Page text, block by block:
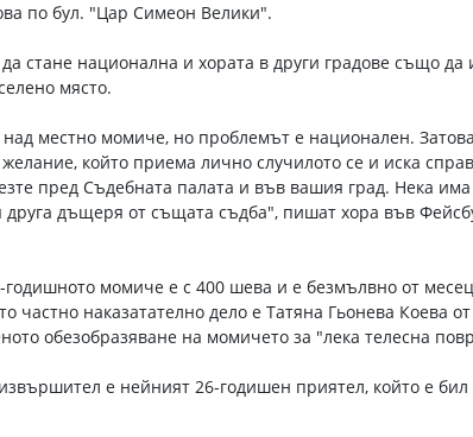
по бул. "Цар Симеон Велики".
стане национална и хората в други градове също
място.
над местно момиче, но проблемът е национален.
който приема лично случилото се и иска
пред Съдебната палата и във вашия град. Нека
друга дъщеря от същата съдба", пишат хора във
годишното момиче е с 400 шева и е безмълвно от
частно наказатателно дело е Татяна Гьонева Коева
обезобразяване на момичето за "лека телесна
е нейният 26-годишен приятел, който е бил